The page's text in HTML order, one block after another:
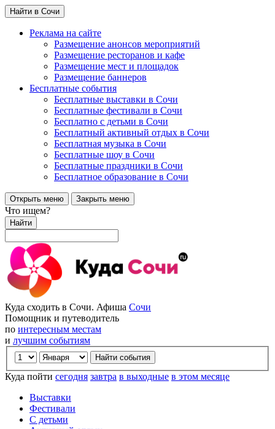
Найти в Сочи
Реклама на сайте
Размещение анонсов мероприятий
Размещение ресторанов и кафе
Размещение мест и площадок
Размещение баннеров
Бесплатные события
Бесплатные выставки в Сочи
Бесплатные фестивали в Сочи
Бесплатно с детьми в Сочи
Бесплатный активный отдых в Сочи
Бесплатная музыка в Сочи
Бесплатные шоу в Сочи
Бесплатные праздники в Сочи
Бесплатное образование в Сочи
Открыть меню Закрыть меню
Что ищем?
Найти
Куда сходить в Сочи. Афиша Сочи
Помощник и путеводитель
по интересным местам
и лучшим событиям
Куда пойти сегодня завтра в выходные в этом месяце
Выставки
Фестивали
С детьми